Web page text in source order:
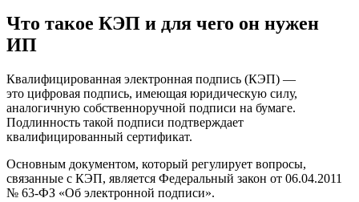
Что такое КЭП и для чего он нужен
ИП
Квалифицированная электронная подпись (КЭП) —
это цифровая подпись, имеющая юридическую силу,
аналогичную собственноручной подписи на бумаге.
Подлинность такой подписи подтверждает
квалифицированный сертификат.
Основным документом, который регулирует вопросы,
связанные с КЭП, является Федеральный закон от 06.04.2011
№ 63-ФЗ «Об электронной подписи».